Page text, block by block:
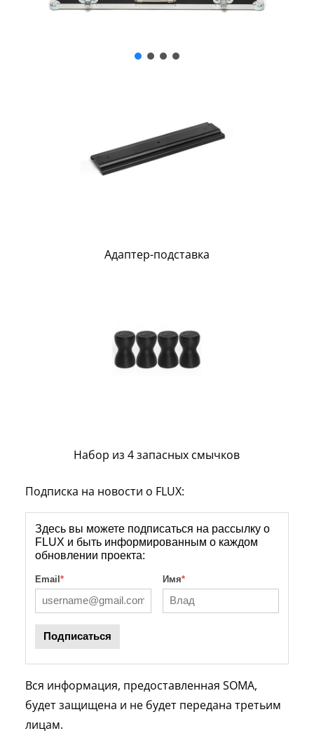
Адаптер-подставка
Набор из 4 запасных смычков
Подписка на новости о FLUX:
Здесь вы можете подписаться на рассылку о
FLUX и быть информированным о каждом
обновлении проекта:
Email * Имя*
Подписаться
Вся информация, предоставленная SOMA,
будет защищена и не будет передана третьим
лицам.